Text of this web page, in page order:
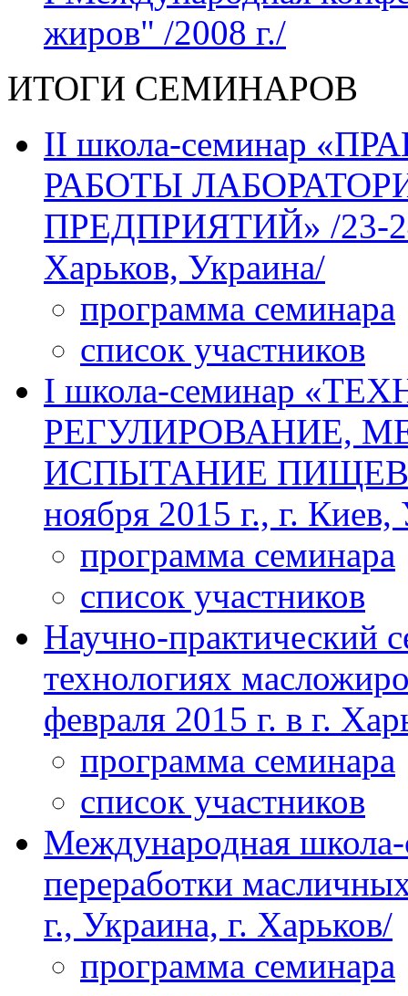
жиров" /2008 г./
ИТОГИ СЕМИНАРОВ
II школа-семинар
РАБОТЫ
ПРЕДПРИЯТИЙ» /23-24
Харьков, Украина/
программа семинара
список участников
І школа-семинар
РЕГУЛИРОВАНИЕ,
ИСПЫТАНИЕ
ноября 2015 г., г. Киев,
программа семинара
список участников
Научно-практический
технологиях
февраля 2015 г. в г.
программа семинара
список участников
Международная
переработки
г., Украина, г. Харьков/
программа семинара